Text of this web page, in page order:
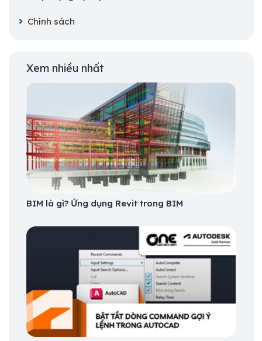
Chính sách
Xem nhiều nhất
BIM là gì? Ứng dụng Revit trong BIM